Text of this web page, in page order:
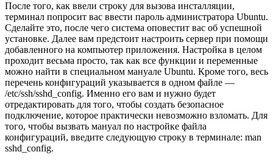
После того, как ввели строку для вызова инсталляции,
терминал попросит вас ввести пароль администратора Ubuntu.
Сделайте это, после чего система оповестит вас об успешной
установке. Далее вам предстоит настроить сервер при помощи
добавленного на компьютер приложения. Настройка в целом
проходит весьма просто, так как все функции и переменные
можно найти в специальном мануале Ubuntu. Кроме того, весь
перечень конфигураций указывается в одном файле —
/etc/ssh/sshd_config. Именно его вам и нужно будет
отредактировать для того, чтобы создать безопасное
подключение, которое практически невозможно взломать. Для
того, чтобы вызвать мануал по настройке файла
конфигураций, введите следующую строку в терминале: man
sshd_config.